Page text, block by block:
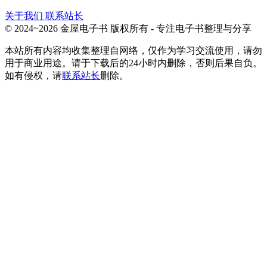
关于我们 联系站长
© 2024~2026 金屋电子书 版权所有 - 专注电子书整理与分享
本站所有内容均收集整理自网络，仅作为学习交流使用，请勿
用于商业用途。请于下载后的24小时内删除，否则后果自负。
如有侵权，请联系站长删除。